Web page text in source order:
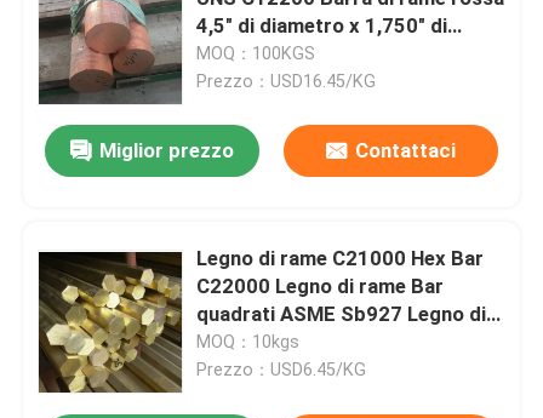
4,5" di diametro x 1,750" di
lunghezza
MOQ：100KGS
Prezzo：USD16.45/KG
Miglior prezzo Contattaci
Legno di rame C21000 Hex Bar
C22000 Legno di rame Bar
quadrati ASME Sb927 Legno di
rame C22600 Hex Bar
MOQ：10kgs
Prezzo：USD6.45/KG